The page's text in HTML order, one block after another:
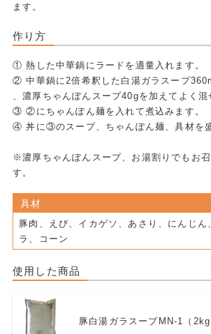
ます。
作り方
① 熱した中華鍋にラードを適量入れます。
② 中華鍋に2倍希釈した白湯ガラスープ
、濃厚ちゃんぽんスープ40gを加えてよく混
③ ②にちゃんぽん麺を入れて煮込みます。
④ 丼に③のスープ、ちゃんぽん麺、具材を
※濃厚ちゃんぽんスープ、お湯割りでもお
す。
具材
豚肉、えび、イカゲソ、あさり、にんじん
ラ、コーン
使用した商品
豚白湯ガラスープMN-1（2kg